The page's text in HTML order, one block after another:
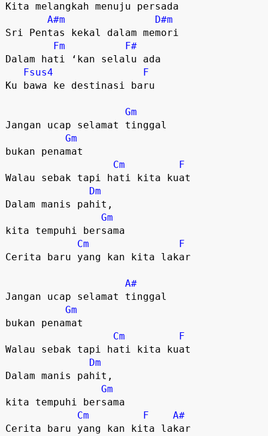
Kita melangkah menuju persada
A#m
D#m
Sri Pentas kekal dalam memori
Fm
F#
Dalam hati ‘kan selalu ada
Fsus4
F
Ku bawa ke destinasi baru
Gm
Jangan ucap selamat tinggal
Gm
bukan penamat
Cm
F
Walau sebak tapi hati kita kuat
Dm
Dalam manis pahit,
Gm
kita tempuhi bersama
Cm
F
Cerita baru yang kan kita lakar
A#
Jangan ucap selamat tinggal
Gm
bukan penamat
Cm
F
Walau sebak tapi hati kita kuat
Dm
Dalam manis pahit,
Gm
kita tempuhi bersama
Cm
F
A#
Cerita baru yang kan kita lakar